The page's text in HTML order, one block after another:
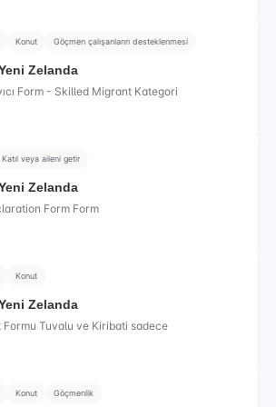
Konut Göçmen çalışanların desteklenmesi
Zelanda
Form - Skilled Migrant Kategori
Katıl veya aileni getir
Zelanda
Form Form
Konut
Zelanda
Formu Tuvalu ve Kiribati sadece
Konut Göçmenlik